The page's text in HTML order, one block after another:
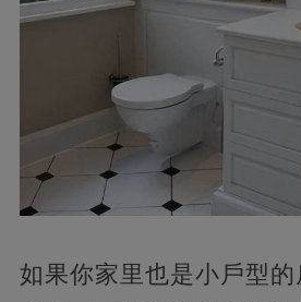
如果你家里也是小戶型